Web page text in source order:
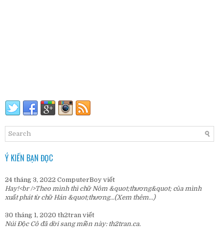
Ý KIẾN BẠN ĐỌC
24 tháng 3, 2022 ComputerBoy viết
Hay!<br />Theo mình thì chữ Nôm &quot;thương&quot; của mình
xuất phát từ chữ Hán &quot;thương...(Xem thêm...)
30 tháng 1, 2020 th2tran viết
Núi Độc Cô đã dời sang miền này: th2tran.ca.